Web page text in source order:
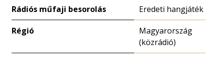
Rádiós műfaji besorolás Eredeti hangjáték
Régió
Magyarország
(közrádió)